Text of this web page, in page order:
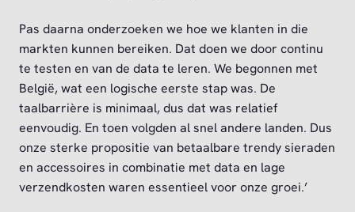
Pas daarna onderzoeken we hoe we klanten in die
markten kunnen bereiken. Dat doen we door continu
te testen en van de data te leren. We begonnen met
België, wat een logische eerste stap was. De
taalbarrière is minimaal, dus dat was relatief
eenvoudig. En toen volgden al snel andere landen. Dus
onze sterke propositie van betaalbare trendy sieraden
en accessoires in combinatie met data en lage
verzendkosten waren essentieel voor onze groei.’